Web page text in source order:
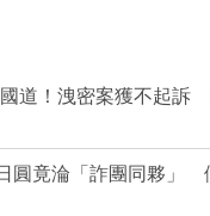
道！洩密案獲不起訴
圓竟淪「詐團同夥」